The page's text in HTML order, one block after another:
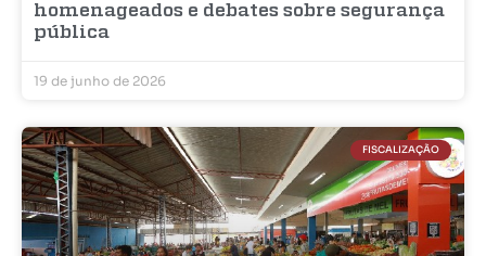
homenageados e debates sobre segurança
pública
19 de junho de 2026
FISCALIZAÇÃO